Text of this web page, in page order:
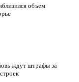
объем
ждут штрафы за